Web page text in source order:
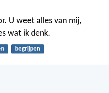
U weet alles van mij,
wat ik denk.
begrijpen